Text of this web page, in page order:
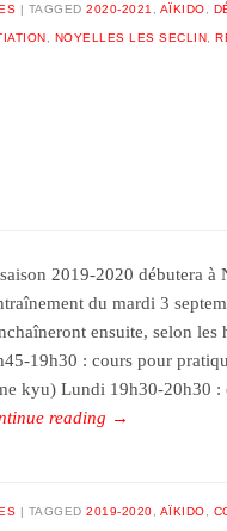
TAGGED2020-2021 AÏKIDO
NOYELLES LES SECLIN ,
2019-2020 débutera à
du mardi 3
ensuite, selon
19h30 : cours pour
kyu) Lundi 19h30-20h30
reading →
TAGGED2019-2020 AÏKIDO